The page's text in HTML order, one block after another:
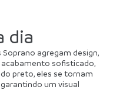
dia
agregam design,
sofisticado,
preto, eles se tornam
um visual